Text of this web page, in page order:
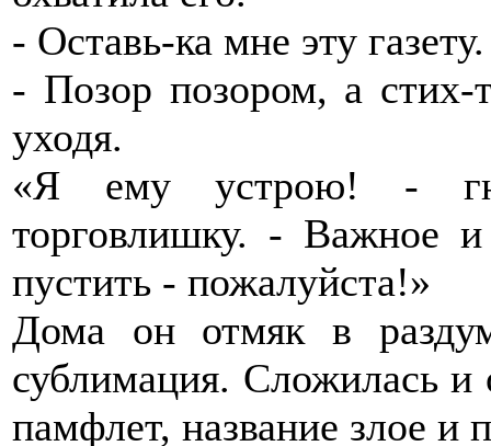
- Оставь-ка мне эту
- Позор позором, а
уходя.
«Я ему устрою! -
торговлишку. - Важное
пустить - пожалуйста!»
Дома он отмяк в
сублимация. Сложилась и
памфлет, название злое